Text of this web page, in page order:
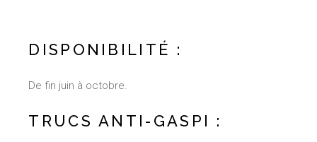
DISPONIBILITÉ :
De fin juin à octobre.
TRUCS ANTI-GASPI :